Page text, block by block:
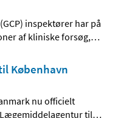
inspektører har på
af kliniske forsøg,…
København
nu officielt
til…